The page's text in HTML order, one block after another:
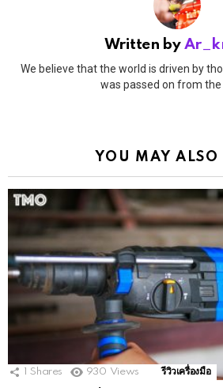
Written by
We believe that the world is driven by
was passed on from
YOU MAY ALSO
1 Shares 930 Views รีวิวเครื่องมือ